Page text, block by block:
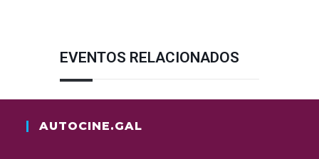
EVENTOS RELACIONADOS
AUTOCINE.GAL